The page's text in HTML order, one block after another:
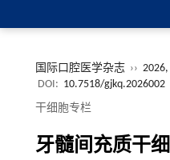
国际口腔医学杂志 ›› 2026,
DOI: 10.7518/gjkq.2026002
干细胞专栏
牙髓间充质干